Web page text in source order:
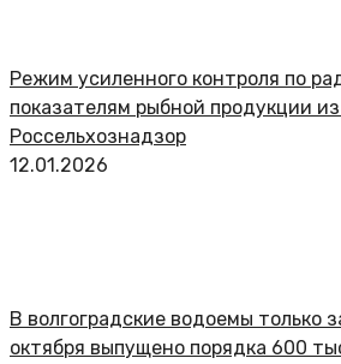
Режим усиленного контроля по
показателям рыбной продукции
Россельхознадзор
12.01.2026
В волгоградские водоемы только
октября выпущено порядка 600